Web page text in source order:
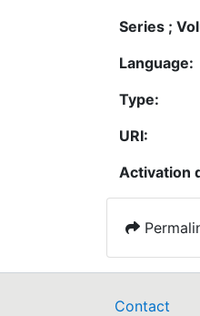
Series ;
Language:
Type:
URI:
Activation
Contact